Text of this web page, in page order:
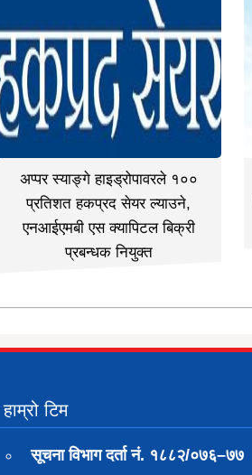
अप्पर स्याङ्गे हाइड्रोपावरले १००
प्रतिशत हकप्रद सेयर ल्याउने,
एनआईएमबी एस क्यापिटल बिक्री
प्रबन्धक नियुक्त
हाम्रो टिम
सूचना विभाग दर्ता नं. १८८२/०७६–७७